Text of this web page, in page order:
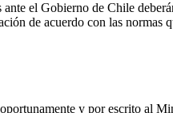
el Gobierno de Chile
de acuerdo con las
y por escrito al